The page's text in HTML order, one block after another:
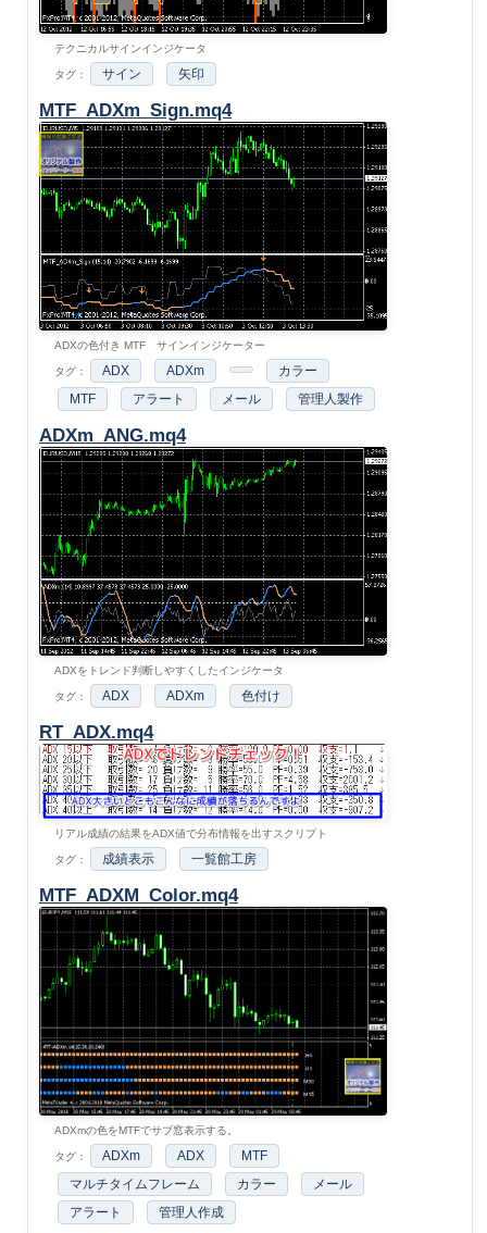
テクニカルサインインジケータ
タグ： サイン 矢印
MTF_ADXm_Sign.mq4
ADXの色付き MTF サインインジケーター
タグ： ADX ADXm
カラー
MTF
アラート メール 管理人製作
ADXm_ANG.mq4
ADXをトレンド判断しやすくしたインジケータ
タグ： ADX ADXm 色付け
RT_ADX.mq4
リアル成績の結果をADX値で分布情報を出すスクリプト
タグ： 成績表示 一覧館工房
MTF_ADXM_Color.mq4
ADXmの色をMTFでサブ窓表示する。
タグ： ADXm ADX
MTF
マルチタイムフレーム
カラー
メール
アラート
管理人作成